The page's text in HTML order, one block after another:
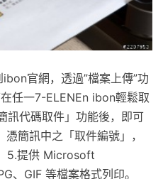
官網，透過”檔案上傳”功
任一7-ELENEn ibon輕鬆取
訊代碼取件」功能後，即可
簡訊中之「取件編號」，
5.提供 Microsoft
、GIF 等檔案格式列印。